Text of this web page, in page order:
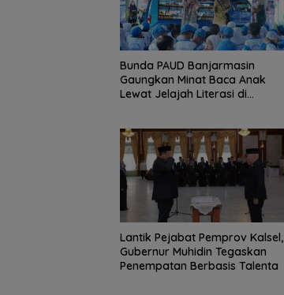
Bunda PAUD Banjarmasin
Gaungkan Minat Baca Anak
Lewat Jelajah Literasi di
Lantik Pejabat Pemprov Kalsel,
Gubernur Muhidin Tegaskan
Penempatan Berbasis Talenta